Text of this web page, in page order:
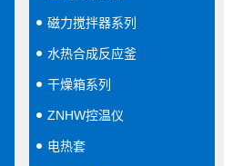
磁力搅拌器系列
水热合成反应釜
干燥箱系列
ZNHW控温仪
电热套